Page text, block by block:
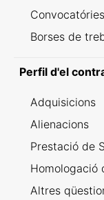
Borses de
Perfil d'el
Adquisicions
Alienacions
Prestació de
Homologació
Altres